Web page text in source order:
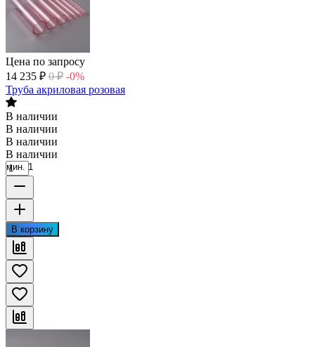
Цена по запросу
14 235 ₽ 0 ₽ -0%
Труба акриловая розовая
В наличии
В наличии
В наличии
В наличии
мин. 1
В корзину